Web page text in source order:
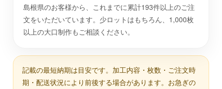
島根県のお客様から、これまでに累計193件以上のご注
文をいただいています。少ロットはもちろん、1,000枚
以上の大口制作もご相談ください。
記載の最短納期は目安です。加工内容・枚数・ご注文時
期・配送状況により前後する場合があります。お急ぎの